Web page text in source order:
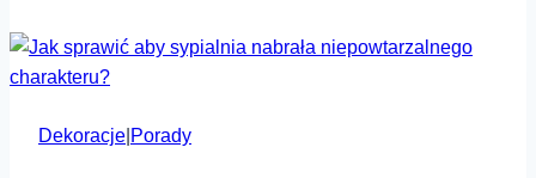
Dekoracje Porady